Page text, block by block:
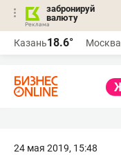
забронируй
валюту
Казань18.6° Москва
24 мая 2019, 15:48